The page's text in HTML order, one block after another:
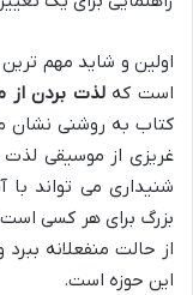
اولین و شاید مهم
است کهلذت بردن از
کتاب به روشنی نشان
غریزی از موسیقی
شنیداری می تواند
بزرگ برای هر کسی است
از حالت منفعلانه
این حوزه است.